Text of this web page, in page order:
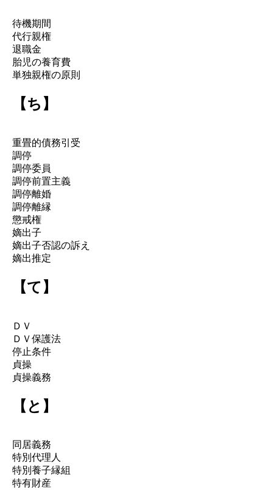
待機期間
代行親権
退職金
胎児の養育費
単独親権の原則
【ち】
重畳的債務引受
調停
調停委員
調停前置主義
調停離婚
調停離縁
懲戒権
嫡出子
嫡出子否認の訴え
嫡出推定
【て】
ＤＶ
ＤＶ保護法
停止条件
貞操
貞操義務
【と】
同居義務
特別代理人
特別養子縁組
特有財産